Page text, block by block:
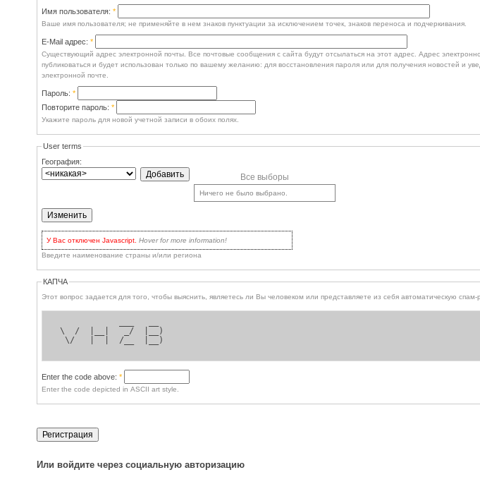
Имя пользователя: *
Ваше имя пользователя; не применяйте в нем знаков пунктуации за исключением точек, знаков переноса и подчеркивания.
E-Mail адрес: *
Существующий адрес электронной почты. Все почтовые сообщения с сайта будут отсылаться на этот адрес. Адрес
публиковаться и будет использован только по вашему желанию: для восстановления пароля или для получения новостей и
электронной почте.
Пароль: *
Повторите пароль: *
Укажите пароль для новой учетной записи в обоих полях.
User terms
География:
Все выборы
Ничего не было выбрано.
У Вас отключен Javascript. Hover for more information!Но нет поводов
для волнения: вы по-прежнему можете пользоваться сайтом! У Вас
есть два варианта:
наиболее продвинутых.
Кликать на кнопкеUpdateкаждый раз для обновления списков
dropbox you'd like to remove.
Введите наименование страны и/или региона
КАПЧА
Этот вопрос задается для того, чтобы выяснить, являетесь ли Вы человеком или представляете из себя
\  /  |__|   _/  |__)
  \/   |  |  /__  |__)
Enter the code above: *
Enter the code depicted in ASCII art style.
Или войдите через социальную авторизацию